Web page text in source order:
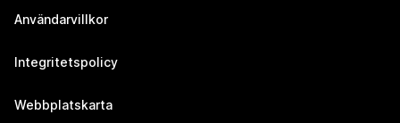
Användarvillkor
Integritetspolicy
Webbplatskarta